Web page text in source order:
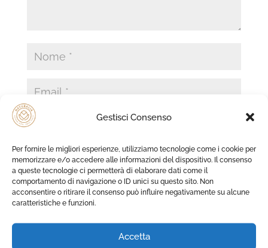
Gestisci Consenso
Per fornire le migliori esperienze, utilizziamo tecnologie come i cookie per
memorizzare e/o accedere alle informazioni del dispositivo. Il consenso
a queste tecnologie ci permetterà di elaborare dati come il
comportamento di navigazione o ID unici su questo sito. Non
acconsentire o ritirare il consenso può influire negativamente su alcune
caratteristiche e funzioni.
Accetta
Salva il mio nome, email e sito web in questo
browser per la prossima volta che commento.